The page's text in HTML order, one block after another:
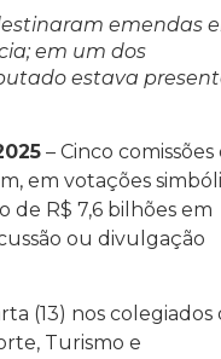
emendas
em um dos
estava
– Cinco comissões
em votações
de R$ 7,6 bilhões em
ou divulgação
(13) nos colegiados
Turismo e